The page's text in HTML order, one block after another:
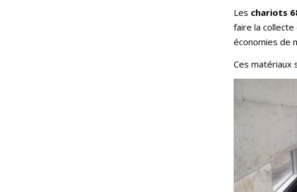
Les chariots
faire la
économies de
Ces matériaux